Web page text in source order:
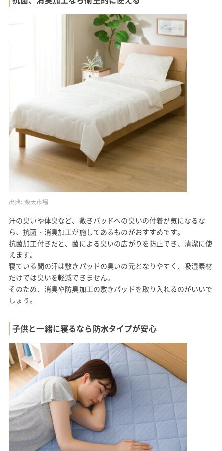
出典: 楽天市場
汗の臭いや体臭など、敷きパッドへの臭いの付着が気になるな
ら、抗菌・消臭加工が施してあるものがおすすめです。
抗菌加工付きだと、菌による臭いの広がりを防止でき、清潔に使
えます。
寝ている間の汗は敷きパッドの臭いの元となりやすく、吸湿素材
だけでは臭いを軽減できません。
そのため、消臭や防臭加工の敷きパッドを取り入れるのがいいで
しょう。
子供と一緒に寝るなら防水タイプが安心